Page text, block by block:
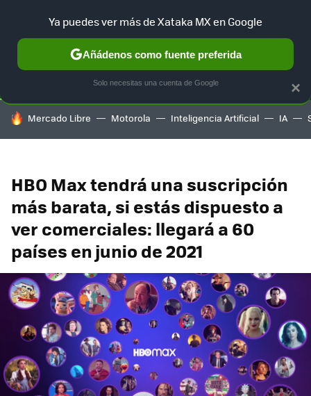
SELECCIÓN GAMING HOME AUTO TERRITORIO
HOY SE HABLA DE
Mercado Libre Motorola Inteligencia Artificial IA
HBO Max tendrá una suscripción
más barata, si estás dispuesto a
ver comerciales: llegará a 60
países en junio de 2021
×
Ya puedes ver más de Xataka MX en Google
Añádenos como fuente preferida
Solo necesitas una cuenta de Google